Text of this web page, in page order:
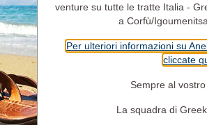
con la Anek Lines dall' Italia alla Grecia
- Servizi a Bordo
venture su tutte le tratte Italia -
a Corfù/
Per ulteriori informazioni su
cliccate
Sempre al
La squadra di